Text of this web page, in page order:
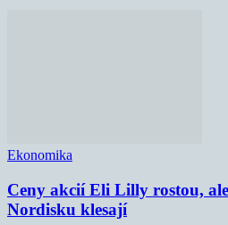
Ekonomika
Ceny akcií Eli Lilly rostou,
Nordisku klesají